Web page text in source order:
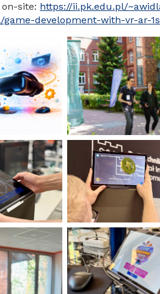
site: https://ii.pk.edu.pl/
game-development-with-vr-ar-